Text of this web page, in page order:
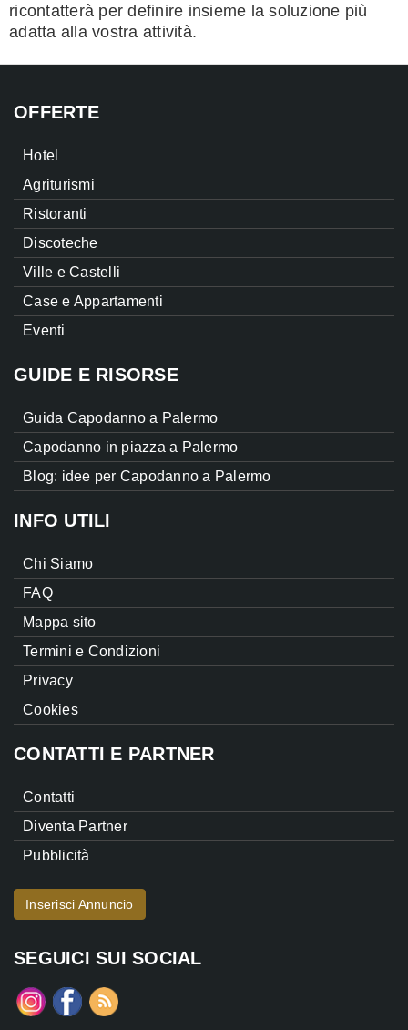
ricontatterà per definire insieme la soluzione più
adatta alla vostra attività.
OFFERTE
Hotel
Agriturismi
Ristoranti
Discoteche
Ville e Castelli
Case e Appartamenti
Eventi
GUIDE E RISORSE
Guida Capodanno a Palermo
Capodanno in piazza a Palermo
Blog: idee per Capodanno a Palermo
INFO UTILI
Chi Siamo
FAQ
Mappa sito
Termini e Condizioni
Privacy
Cookies
CONTATTI E PARTNER
Contatti
Diventa Partner
Pubblicità
Inserisci Annuncio
SEGUICI SUI SOCIAL